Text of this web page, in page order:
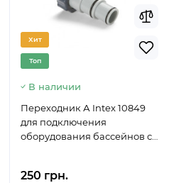
Хит
Топ
В наличии
Переходник А Intex 10849
для подключения
оборудования бассейнов с
250 грн.